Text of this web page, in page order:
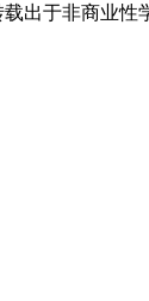
出于非商业